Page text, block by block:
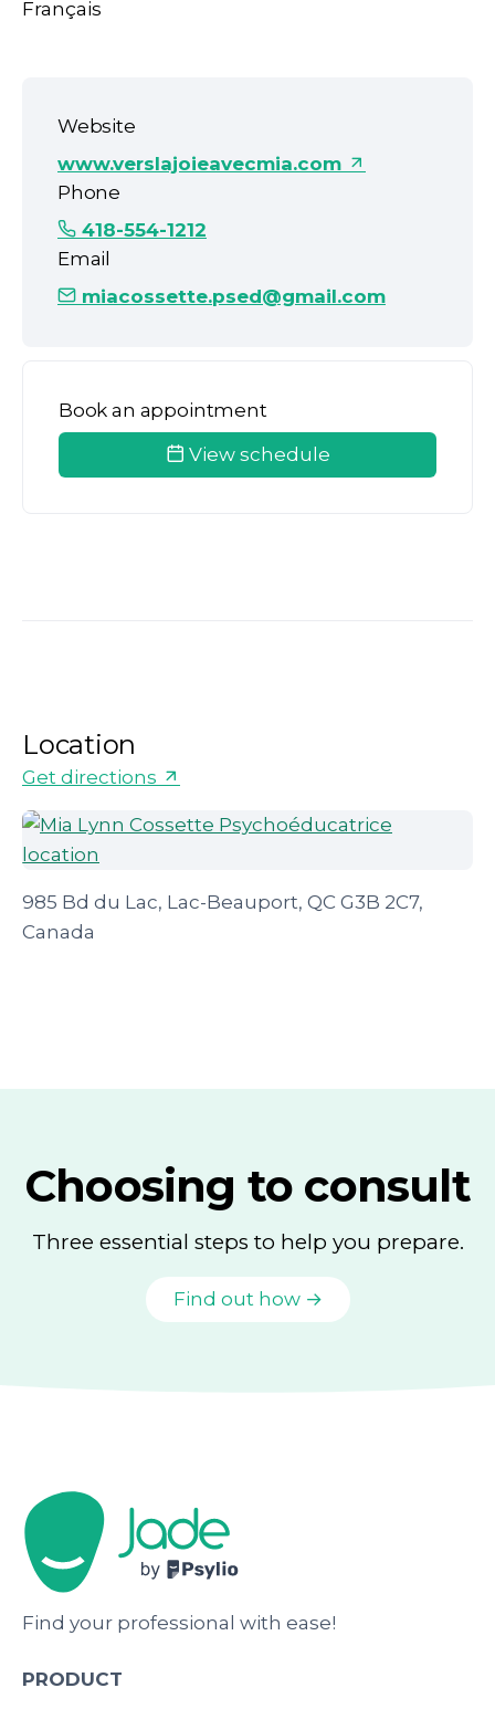
Français
Website
www.verslajoieavecmia.com
Phone
418-554-1212
Email
miacossette.psed@gmail.com
Book an appointment
View schedule
Location
Get directions
985 Bd du Lac, Lac-Beauport, QC G3B 2C7,
Canada
Choosing to consult
Three essential steps to help you prepare.
Find out how →
Find your professional with ease!
PRODUCT